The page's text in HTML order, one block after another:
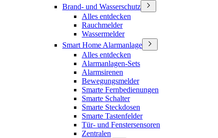
Brand- und Wasserschutz
Alles entdecken
Rauchmelder
Wassermelder
Smart Home Alarmanlage
Alles entdecken
Alarmanlagen-Sets
Alarmsirenen
Bewegungsmelder
Smarte Fernbedienungen
Smarte Schalter
Smarte Steckdosen
Smarte Tastenfelder
Tür- und Fenstersensoren
Zentralen